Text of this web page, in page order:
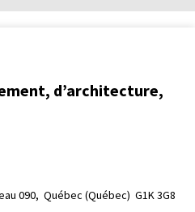
d’architecture,
090, Québec (Québec)  G1K 3G8